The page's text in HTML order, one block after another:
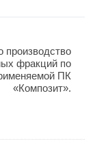
производство
фракций по
ПК
«Композит».